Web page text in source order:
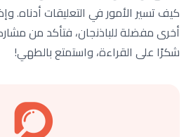
كيف تسير الأمور في التعليقات أدناه.
أخرى مفضلة للباذنجان، فتأكد من
شكرًا على القراءة، واستمتع بالطهي!